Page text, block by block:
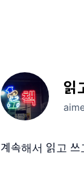
읽
계속해서 읽고